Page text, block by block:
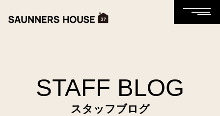
STAFF BLOG
スタッフブログ